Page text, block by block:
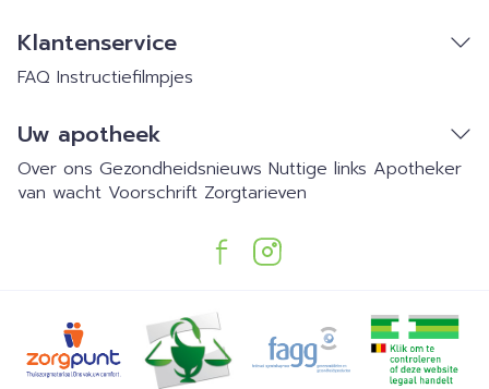
Klantenservice
FAQ Instructiefilmpjes
Uw apotheek
Over ons Gezondheidsnieuws Nuttige links Apotheker
van wacht Voorschrift Zorgtarieven